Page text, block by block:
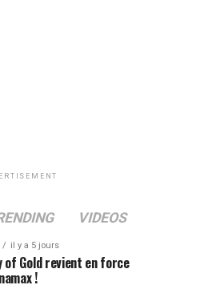
VIDEOS
il y a 5 jours
of Gold revient en force
!